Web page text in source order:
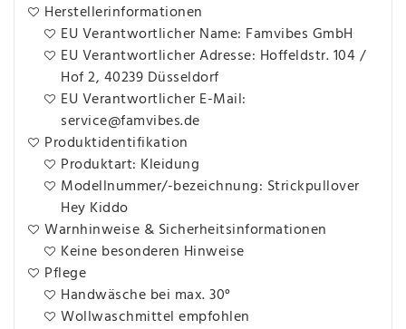
Herstellerinformationen
EU Verantwortlicher Name: Famvibes GmbH
EU Verantwortlicher Adresse: Hoffeldstr. 104 /
Hof 2, 40239 Düsseldorf
EU Verantwortlicher E-Mail:
service@famvibes.de
Produktidentifikation
Produktart: Kleidung
Modellnummer/-bezeichnung: Strickpullover
Hey Kiddo
Warnhinweise & Sicherheitsinformationen
Keine besonderen Hinweise
Pflege
Handwäsche bei max. 30°
Wollwaschmittel empfohlen